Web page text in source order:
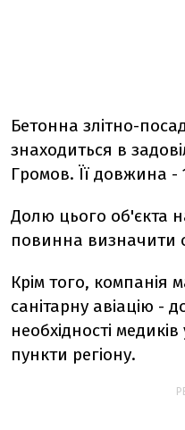
Бетонна злітно-
знаходиться в
Громов. Її довжина -
Долю цього об'єкта
повинна визначити
Крім того, компанія
санітарну авіацію -
необхідності
пункти регіону.